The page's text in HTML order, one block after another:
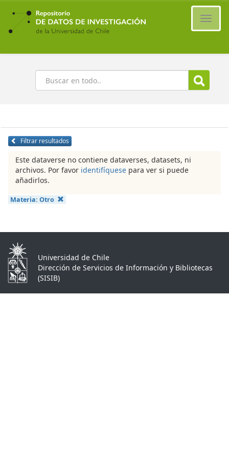
Ir
contenido
principal
Buscar
Filtrar resultados
Este dataverse no contiene dataverses, datasets, ni
archivos. Por favor identifíquese para ver si puede
añadirlos.
Materia: Otro
Universidad de Chile
Dirección de Servicios de Información y Bibliotecas
(SISIB)